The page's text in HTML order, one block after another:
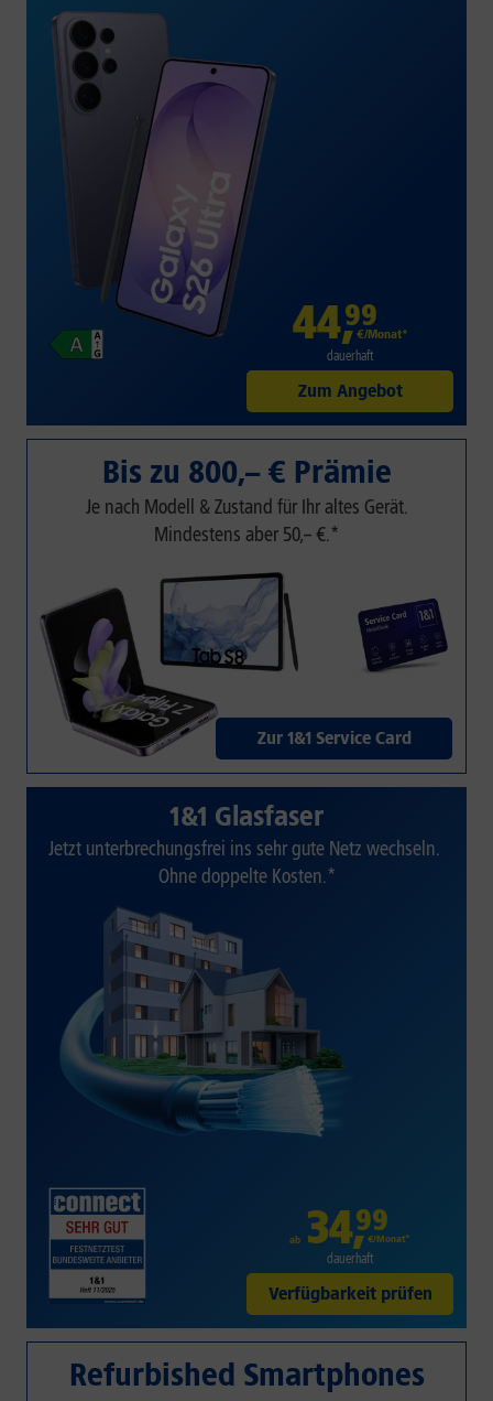
44,99
€/Monat*
dauerhaft
Zum Angebot
Bis zu 800,– € Prämie
Je nach Modell & Zustand für Ihr altes Gerät.
Mindestens aber 50,– €.*
Zur 1&1 Service Card
1&1 Glasfaser
Jetzt unterbrechungsfrei ins sehr gute Netz wechseln.
Ohne doppelte Kosten.*
ab 34,99
€/Monat*
dauerhaft
Verfügbarkeit prüfen
Refurbished Smartphones